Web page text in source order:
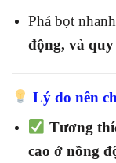
Phá bọt
động, và
Lý do nên
Tương
cao ở nồng